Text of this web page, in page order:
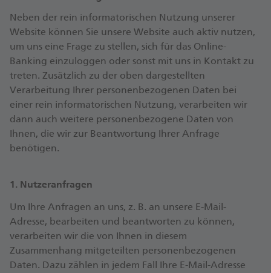
Neben der rein informatorischen Nutzung unserer
Website können Sie unsere Website auch aktiv nutzen,
um uns eine Frage zu stellen, sich für das Online-
Banking einzuloggen oder sonst mit uns in Kontakt zu
treten. Zusätzlich zu der oben dargestellten
Verarbeitung Ihrer personenbezogenen Daten bei
einer rein informatorischen Nutzung, verarbeiten wir
dann auch weitere personenbezogene Daten von
Ihnen, die wir zur Beantwortung Ihrer Anfrage
benötigen.
1. Nutzeranfragen
Um Ihre Anfragen an uns, z. B. an unsere E-Mail-
Adresse, bearbeiten und beantworten zu können,
verarbeiten wir die von Ihnen in diesem
Zusammenhang mitgeteilten personenbezogenen
Daten. Dazu zählen in jedem Fall Ihre E-Mail-Adresse